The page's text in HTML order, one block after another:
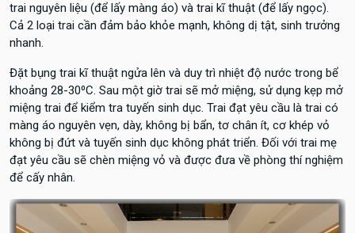
trai nguyên liệu (để lấy màng áo) và trai kĩ thuật (để lấy ngọc).
Cả 2 loại trai cần đảm bảo khỏe mạnh, không dị tật, sinh trưởng
nhanh.
Đặt bụng trai kĩ thuật ngửa lên và duy trì nhiệt độ nước trong bể
khoảng 28-30⁰C. Sau một giờ trai sẽ mở miệng, sử dụng kẹp mở
miệng trai để kiểm tra tuyến sinh dục. Trai đạt yêu cầu là trai có
màng áo nguyên vẹn, dày, không bị bẩn, tơ chân ít, cơ khép vỏ
không bị đứt và tuyến sinh dục không phát triển. Đối với trai mẹ
đạt yêu cầu sẽ chèn miệng vỏ và được đưa về phòng thí nghiệm
để cấy nhân.